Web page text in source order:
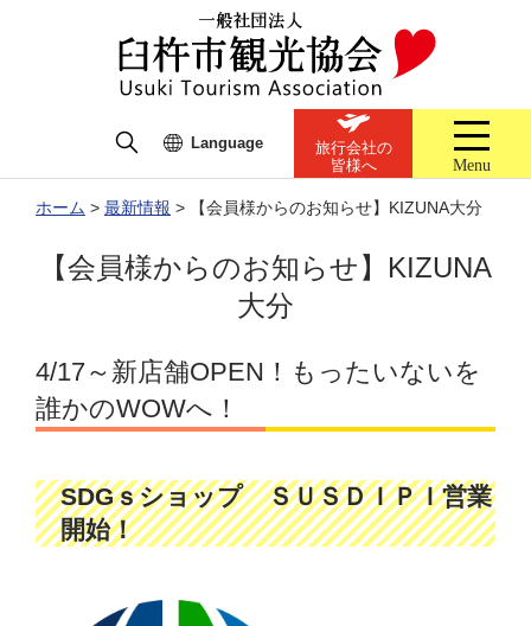
Language
旅行会社の
皆様へ
Menu
ホーム > 最新情報 > 【会員様からのお知らせ】KIZUNA大分
【会員様からのお知らせ】KIZUNA
大分
4/17～新店舗OPEN！もったいないを
誰かのWOWへ！
SDGｓショップ ＳＵＳＤＩＰＩ営業
開始！